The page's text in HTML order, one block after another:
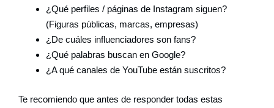
¿Qué perfiles / páginas de Instagram siguen?
(Figuras públicas, marcas, empresas)
¿De cuáles influenciadores son fans?
¿Qué palabras buscan en Google?
¿A qué canales de YouTube están suscritos?
Te recomiendo que antes de responder todas estas